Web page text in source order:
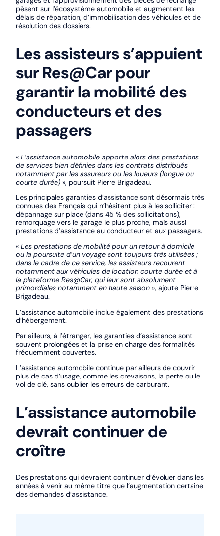
pèsent sur l’écosystème automobile et augmentent les
délais de réparation, d’immobilisation des véhicules et de
résolution des dossiers.
Les assisteurs s’appuient
sur Res@Car pour
garantir la mobilité des
conducteurs et des
passagers
« L’assistance automobile apporte alors des prestations
de services bien définies dans les contrats distribués
notamment par les assureurs ou les loueurs (longue ou
courte durée) », poursuit Pierre Brigadeau.
Les principales garanties d’assistance sont désormais très
connues des Français qui n’hésitent plus à les solliciter :
dépannage sur place (dans 45 % des sollicitations),
remorquage vers le garage le plus proche, mais aussi
prestations d’assistance au conducteur et aux passagers.
« Les prestations de mobilité pour un retour à domicile
ou la poursuite d’un voyage sont toujours très utilisées ;
dans le cadre de ce service, les assisteurs recourent
notamment aux véhicules de location courte durée et à
la plateforme Res@Car, qui leur sont absolument
primordiales notamment en haute saison », ajoute Pierre
Brigadeau.
L’assistance automobile inclue également des prestations
d’hébergement.
Par ailleurs, à l’étranger, les garanties d’assistance sont
souvent prolongées et la prise en charge des formalités
fréquemment couvertes.
L’assistance automobile continue par ailleurs de couvrir
plus de cas d’usage, comme les crevaisons, la perte ou le
vol de clé, sans oublier les erreurs de carburant.
L’assistance automobile
devrait continuer de
croître
Des prestations qui devraient continuer d’évoluer dans les
années à venir au même titre que l’augmentation certaine
des demandes d’assistance.